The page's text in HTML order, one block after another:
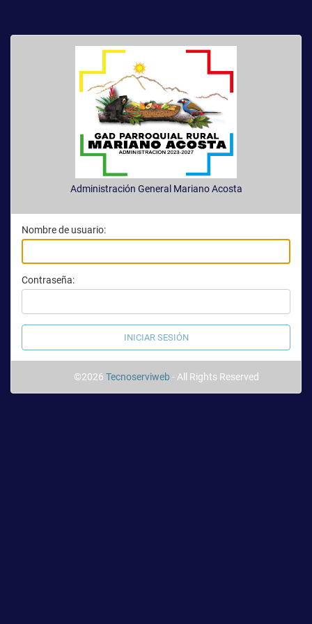
Administración General Mariano Acosta
Nombre de usuario:
Contraseña:
©2026 Tecnoserviweb - All Rights Reserved